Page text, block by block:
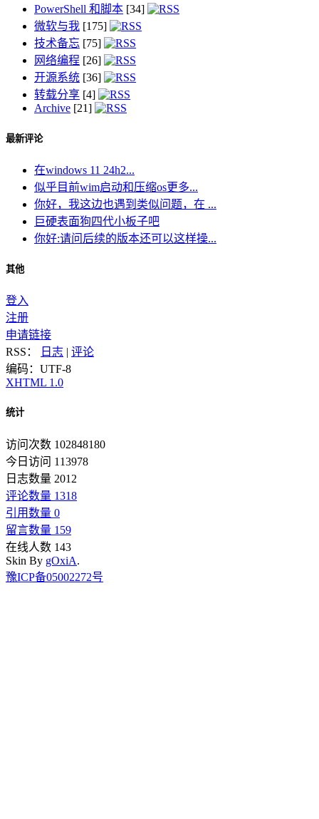
PowerShell 和脚本 [34]
微软与我 [175]
技术备忘 [75]
网络编程 [26]
开源系统 [36]
转载分享 [4]
Archive [21]
最新评论
在windows 11 24h2...
似乎目前wim启动和压缩os更多...
你好，我这边也遇到类似问题，在 ...
巨硬表面狗四代小板子吧
你好:请问后续的版本还可以这样操...
其他
登入
注册
申请链接
RSS：
日志 | 评论
编码：UTF-8
XHTML 1.0
统计
访问次数 102848180
今日访问 113978
日志数量 2012
评论数量 1318
引用数量 0
留言数量 159
在线人数 143
Skin By gOxiA.
豫ICP备05002272号